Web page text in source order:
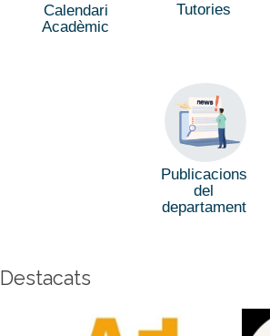
Calendari
Acadèmic
Tutories
Publicacions
del
departament
Destacats